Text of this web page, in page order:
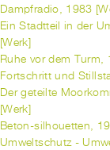
Dampfradio, 1983
Ein Stadtteil in der
[Werk]
Ruhe vor dem Turm,
Fortschritt und
Der geteilte
[Werk]
Beton-silhouetten,
Umweltschutz -